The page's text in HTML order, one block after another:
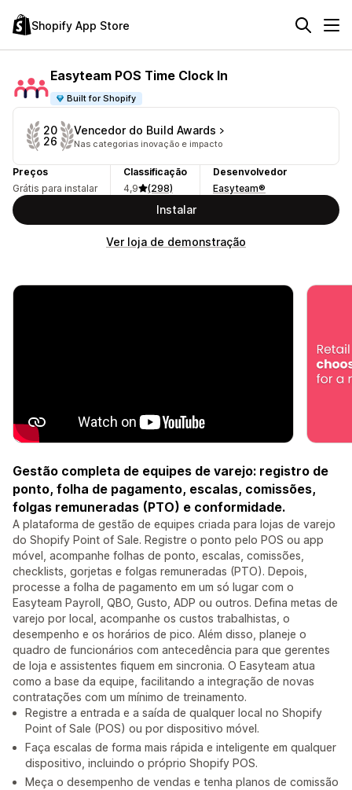
Shopify App Store
Easyteam POS Time Clock In
Built for Shopify
20
26
Vencedor do Build Awards
Nas categorias inovação e impacto
Preços
Grátis para instalar
Classificação
4,9
(298)
Desenvolvedor
Easyteam®
Instalar
Ver loja de demonstração
Gestão completa de equipes de varejo: registro de
ponto, folha de pagamento, escalas, comissões,
folgas remuneradas (PTO) e conformidade.
A plataforma de gestão de equipes criada para lojas de varejo
do Shopify Point of Sale. Registre o ponto pelo POS ou app
móvel, acompanhe folhas de ponto, escalas, comissões,
checklists, gorjetas e folgas remuneradas (PTO). Depois,
processe a folha de pagamento em um só lugar com o
Easyteam Payroll, QBO, Gusto, ADP ou outros. Defina metas de
varejo por local, acompanhe os custos trabalhistas, o
desempenho e os horários de pico. Além disso, planeje o
quadro de funcionários com antecedência para que gerentes
de loja e assistentes fiquem em sincronia. O Easyteam atua
como a base da equipe, facilitando a integração de novas
contratações com um mínimo de treinamento.
Registre a entrada e a saída de qualquer local no Shopify
Point of Sale (POS) ou por dispositivo móvel.
Faça escalas de forma mais rápida e inteligente em qualquer
dispositivo, incluindo o próprio Shopify POS.
Meça o desempenho de vendas e tenha planos de comissão